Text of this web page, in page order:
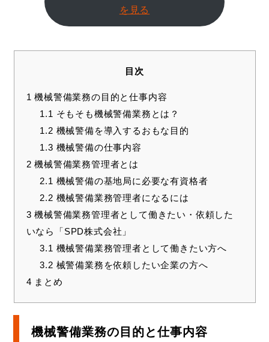
を見る
目次
1 機械警備業務の目的と仕事内容
1.1 そもそも機械警備業務とは？
1.2 機械警備を導入するおもな目的
1.3 機械警備の仕事内容
2 機械警備業務管理者とは
2.1 機械警備の基地局に必要な有資格者
2.2 機械警備業務管理者になるには
3 機械警備業務管理者として働きたい・依頼した
いなら「SPD株式会社」
3.1 機械警備業務管理者として働きたい方へ
3.2 械警備業務を依頼したい企業の方へ
4 まとめ
機械警備業務の目的と仕事内容